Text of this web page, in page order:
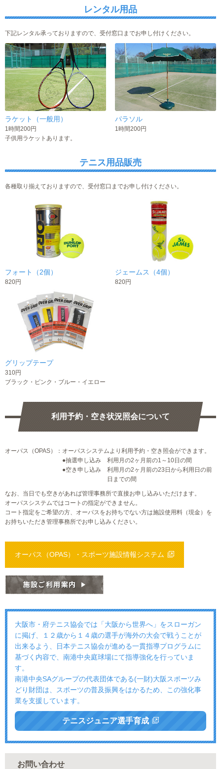
レンタル用品
下記レンタル承っておりますので、受付窓口までお申し付けください。
ラケット（一般用）
1時間200円
子供用ラケットあります。
パラソル
1時間200円
テニス用品販売
各種取り揃えておりますので、受付窓口までお申し付けください。
フォート（2個）
820円
ジェームス（4個）
820円
グリップテープ
310円
ブラック・ピンク・ブルー・イエロー
利用予約・空き状況照会について
オーパス（OPAS）： オーパスシステムより利用予約・空き照会ができます。
●抽選申し込み 利用月の2ヶ月前の1～10日の間
●空き申し込み 利用月の2ヶ月前の23日から利用日の前
日までの間
なお、当日でも空きがあれば管理事務所で直接お申し込みいただけます。
オーパスシステムではコートの指定ができません。
コート指定をご希望の方、オーパスをお持ちでない方は施設使用料（現金）を
お持ちいただき管理事務所でお申し込みください。
オーパス（OPAS）・スポーツ施設情報システム
大阪市・府テニス協会では「大阪から世界へ」をスローガン
に掲げ、１２歳から１４歳の選手が海外の大会で戦うことが
出来るよう、日本テニス協会が進める一貫指導プログラムに
基づく内容で、南港中央庭球場にて指導強化を行っていま
す。
南港中央SAグループの代表団体である(一財)大阪スポーツみ
どり財団は、スポーツの普及振興をはかるため、この強化事
業を支援しています。
テニスジュニア選手育成
お問い合わせ